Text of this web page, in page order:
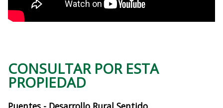
CONSULTAR POR ESTA
PROPIEDAD